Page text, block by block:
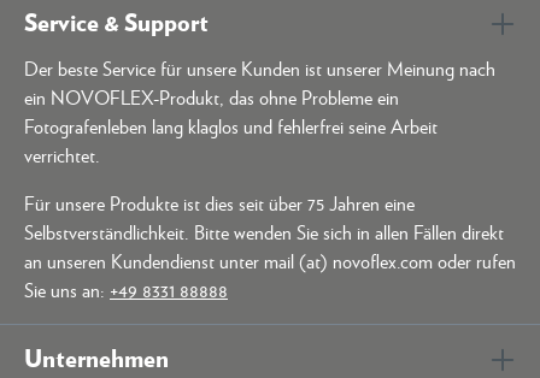
Service & Support
Der beste Service für unsere Kunden ist unserer Meinung nach
ein NOVOFLEX-Produkt, das ohne Probleme ein
Fotografenleben lang klaglos und fehlerfrei seine Arbeit
verrichtet.
Für unsere Produkte ist dies seit über 75 Jahren eine
Selbstverständlichkeit. Bitte wenden Sie sich in allen Fällen direkt
an unseren Kundendienst unter mail (at) novoflex.com oder rufen
Sie uns an: +49 8331 88888
Unternehmen